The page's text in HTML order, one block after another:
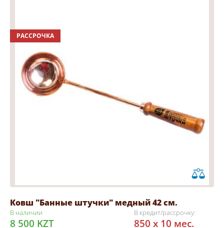
РАССРОЧКА
Ковш "Банные штучки" медный 42 см.
В наличии
8 500 KZT
В кредит/рассрочку:
850 x 10 мес.